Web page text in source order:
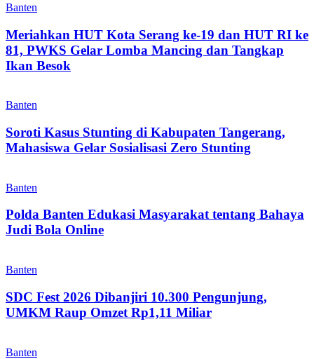
Banten
Meriahkan HUT Kota Serang ke-19 dan HUT RI ke
81, PWKS Gelar Lomba Mancing dan Tangkap
Ikan Besok
Banten
Soroti Kasus Stunting di Kabupaten Tangerang,
Mahasiswa Gelar Sosialisasi Zero Stunting
Banten
Polda Banten Edukasi Masyarakat tentang Bahaya
Judi Bola Online
Banten
SDC Fest 2026 Dibanjiri 10.300 Pengunjung,
UMKM Raup Omzet Rp1,11 Miliar
Banten